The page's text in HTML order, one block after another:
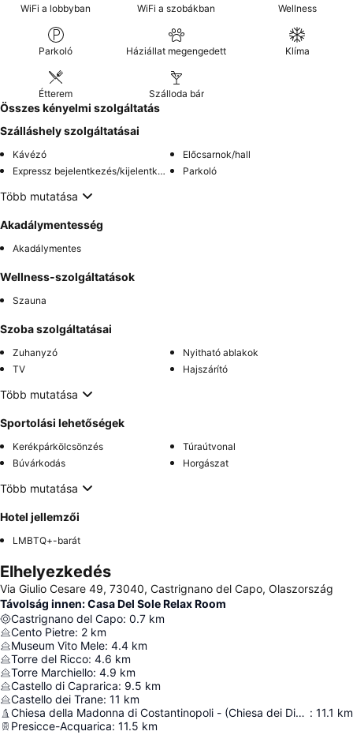
WiFi a lobbyban WiFi a szobákban Wellness
Parkoló Háziállat megengedett Klíma
Étterem Szálloda bár
Összes kényelmi szolgáltatás
Szálláshely szolgáltatásai
Kávézó
Előcsarnok/hall
Expressz bejelentkezés/kijelentkezés
Parkoló
Több mutatása
Akadálymentesség
Akadálymentes
Wellness-szolgáltatások
Szauna
Szoba szolgáltatásai
Zuhanyzó
Nyitható ablakok
TV
Hajszárító
Több mutatása
Sportolási lehetőségek
Kerékpárkölcsönzés
Túraútvonal
Búvárkodás
Horgászat
Több mutatása
Hotel jellemzői
LMBTQ+-barát
Elhelyezkedés
Via Giulio Cesare 49, 73040, Castrignano del Capo, Olaszország
Távolság innen: Casa Del Sole Relax Room
Castrignano del Capo: 0.7 km
Cento Pietre: 2 km
Museum Vito Mele: 4.4 km
Torre del Ricco: 4.6 km
Torre Marchiello: 4.9 km
Castello di Caprarica: 9.5 km
Castello dei Trane: 11 km
Chiesa della Madonna di Costantinopoli - (Chiesa dei Diavoli) : 11.1 km
Presicce-Acquarica: 11.5 km